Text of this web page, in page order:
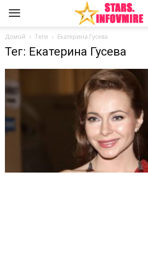
Домой Теги Екатерина Гусева
Тег: Екатерина Гусева